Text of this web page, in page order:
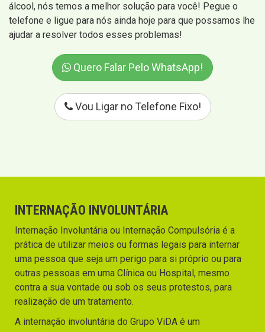
álcool, nós temos a melhor solução para você! Pegue o
telefone e ligue para nós ainda hoje para que possamos lhe
ajudar a resolver todos esses problemas!
Quero Falar Pelo WhatsApp!
Vou Ligar no Telefone Fixo!
INTERNAÇÃO INVOLUNTÁRIA
Internação Involuntária ou Internação Compulsória é a
prática de utilizar meios ou formas legais para internar
uma pessoa que seja um perigo para si próprio ou para
outras pessoas em uma Clínica ou Hospital, mesmo
contra a sua vontade ou sob os seus protestos, para
realização de um tratamento.
A internação involuntária do Grupo ViDA é um